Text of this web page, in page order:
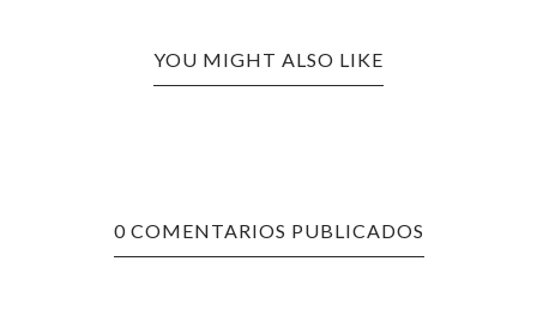
YOU MIGHT ALSO LIKE
0 COMENTARIOS PUBLICADOS